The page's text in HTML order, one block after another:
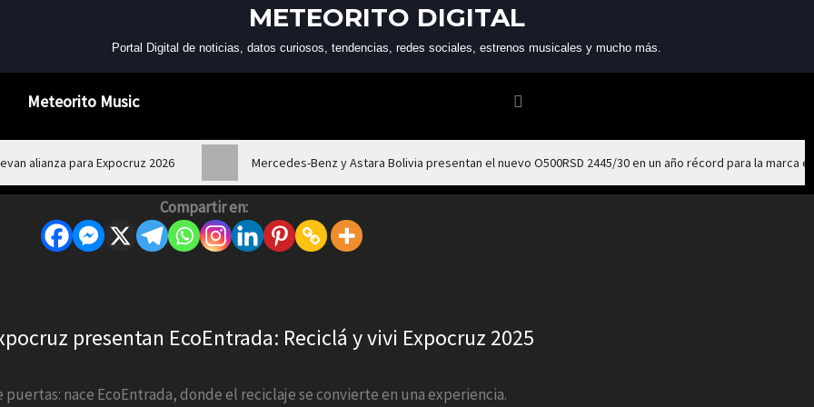
METEORITO DIGITAL
Portal Digital de noticias, datos curiosos, tendencias, redes sociales, estrenos musicales y mucho más.
Meteorito Music
alianza para Expocruz 2026 Mercedes-Benz y Astara Bolivia presentan el nuevo O500RSD 2445/30 en un año récord para la marca
Compartir en:
presentan EcoEntrada: Reciclá y vivi Expocruz 2025
puertas: nace EcoEntrada, donde el reciclaje se convierte en una experiencia.